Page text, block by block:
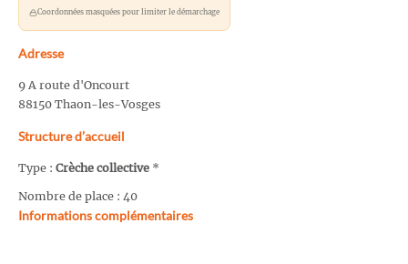
Coordonnées masquées pour limiter le démarchage
Adresse
9 A route d'Oncourt
88150 Thaon-les-Vosges
Structure d’accueil
Type : Crèche collective *
Nombre de place : 40
Informations complémentaires